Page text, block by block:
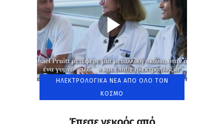
ΗΛΕΚΤΡΟΛΟΓΙΚΆ ΝΈΑ ΑΠΌ ΌΛΟ ΤΟΝ
ΚΌΣΜΟ